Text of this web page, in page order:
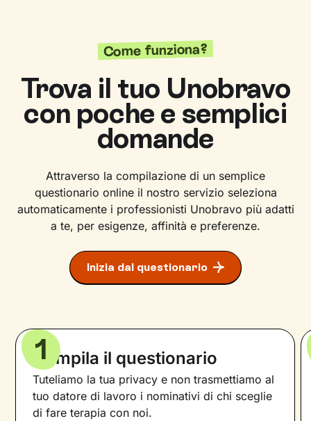
Come funziona?
Trova il tuo Unobravo
con poche e semplici
domande
Attraverso la compilazione di un semplice
questionario online il nostro servizio seleziona
automaticamente i professionisti Unobravo più adatti
a te, per esigenze, affinità e preferenze.
Inizia dal questionario
Compila il questionario
Tuteliamo la tua privacy e non trasmettiamo al
tuo datore di lavoro i nominativi di chi sceglie
di fare terapia con noi.
1